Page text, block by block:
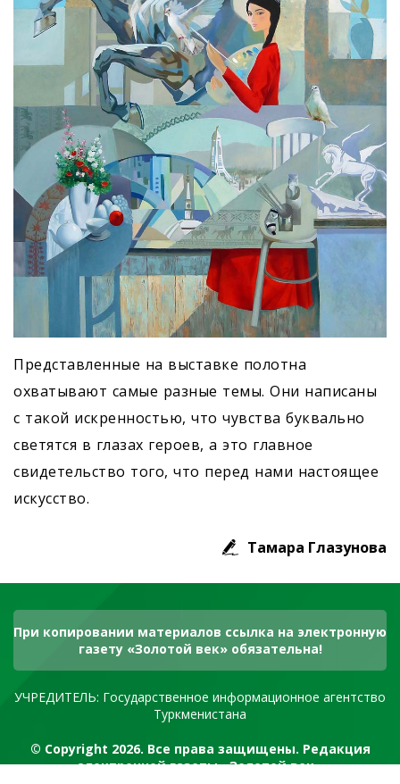
Представленные на выставке полотна
охватывают самые разные темы. Они написаны
с такой искренностью, что чувства буквально
светятся в глазах героев, а это главное
свидетельство того, что перед нами настоящее
искусство.
Тамара Глазунова
При копировании материалов ссылка на электронную
газету «Золотой век» обязательна!
УЧРЕДИТЕЛЬ: Государственное информационное агентство
Туркменистана
© Copyright 2026. Все права защищены. Редакция
электронной газеты «Золотой век»